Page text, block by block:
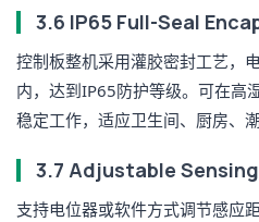
3.6 IP65 Full-Seal
控制板整机采用灌胶密封工艺，
内，达到IP65防护等级。可在高
稳定工作，适应卫生间、厨房、
3.7 Adjustable
支持电位器或软件方式调节感应